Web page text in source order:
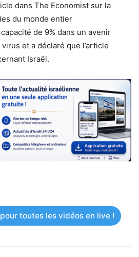
dans The Economist sur la
du monde entier
de 9% dans un avenir
et a déclaré que l’article
Israël.
toutes les vidéos en live !